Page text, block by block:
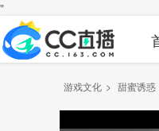
"
游戏文化 > 甜蜜诱惑